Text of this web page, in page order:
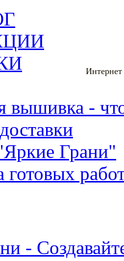
вышивка -
Грани"
готовых